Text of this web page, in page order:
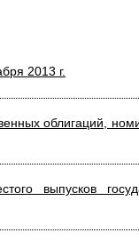
2013 г.
облигаций,
выпусков